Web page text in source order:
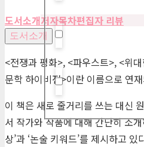
도서소개저자목차편집자 리뷰
도서소개
<전쟁과 평화>, <파우스트>, <위
문학 하이비전>이란 이름으로 연
이 책은 새로 줄거리를 쓰는 대신
서 작가와 작품에 대해 간단히 소
상’과 ‘논술 키워드’를 제시하고 있